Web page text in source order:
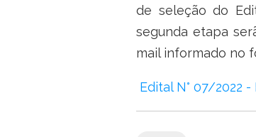
de seleção do
segunda etapa
mail informado no
Edital N° 07/2022 -